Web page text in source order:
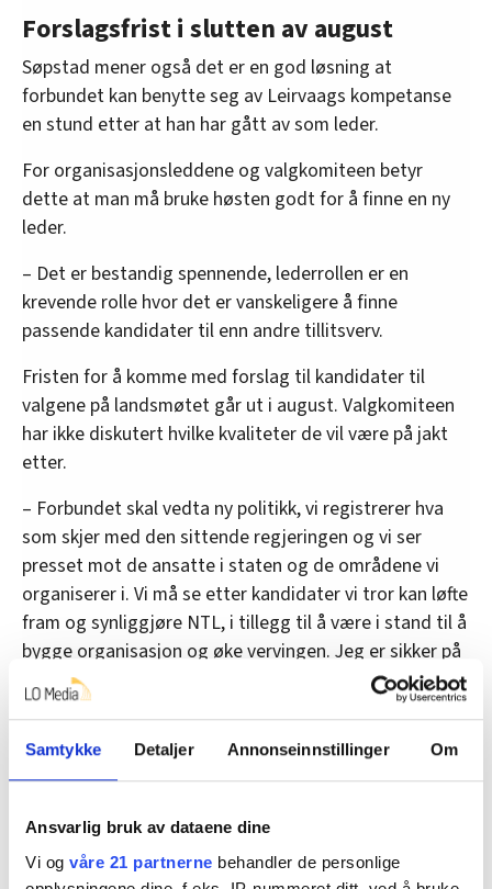
Samtykke Detaljer Annonseinnstillinger Om
Ansvarlig bruk av dataene dine
Vi og våre 21 partnerne behandler de personlige
Forslagsfrist i slutten av august
Søpstad mener også det er en god løsning at
forbundet kan benytte seg av Leirvaags kompetanse
en stund etter at han har gått av som leder.
For organisasjonsleddene og valgkomiteen betyr
dette at man må bruke høsten godt for å finne en ny
leder.
– Det er bestandig spennende, lederrollen er en
krevende rolle hvor det er vanskeligere å finne
passende kandidater til enn andre tillitsverv.
Fristen for å komme med forslag til kandidater til
valgene på landsmøtet går ut i august. Valgkomiteen
har ikke diskutert hvilke kvaliteter de vil være på jakt
etter.
– Forbundet skal vedta ny politikk, vi registrerer hva
som skjer med den sittende regjeringen og vi ser
presset mot de ansatte i staten og de områdene vi
organiserer i. Vi må se etter kandidater vi tror kan løfte
fram og synliggjøre NTL, i tillegg til å være i stand til å
bygge organisasjon og øke vervingen. Jeg er sikker på
at vi skal klare det, sier Søpstad.
•Økonom avlyser eldrebølgen
Om NTL:
• Norsk Tjenestemannslag (NTL) er et av de